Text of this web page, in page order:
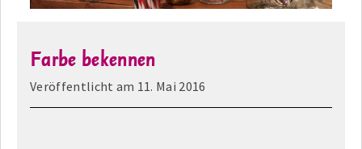
Farbe bekennen
Veröffentlicht am 11. Mai 2016